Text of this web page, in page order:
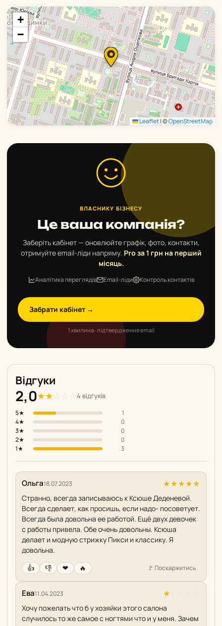
+
−
Leaflet|©OpenStreetMap
ВЛАСНИКУ БІЗНЕСУ
Це ваша компанія?
Заберіть кабінет — оновлюйте графік, фото, контакти,
отримуйте email-ліди напряму. Pro за 1 грн на перший
місяць.
Аналітика переглядів Email-ліди Контроль контактів
Забрати кабінет →
1 хвилина · підтвердження email
Відгуки
2,0★★☆☆☆4 відгуків
5★
1
4★
0
3★
0
2★
0
1★
3
Ольга18.07.2023 ★★★★★
Странно, всегда записываюсь к Ксюше Деденевой.
Всегда сделает, как просишь, если надо- посоветует.
Всегда была довольна ее работой. Ещё двух девочек
с работы привела. Обе очень довольны. Ксюша
делает и модную стрижку Пикси и классику. Я
довольна.
👍
👎 ❤ 🔥 🚩 Поскаржитись
Ева11.04.2023 ★
Хочу пожелать что б у хозяйки этого салона
случилось то же самое с ногтями что и у меня. Зачем